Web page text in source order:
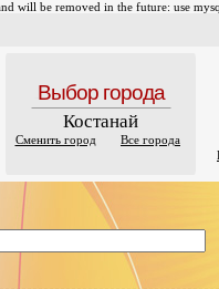
will be removed in the future: use
Выбор города
Костанай
Сменить город
Все города